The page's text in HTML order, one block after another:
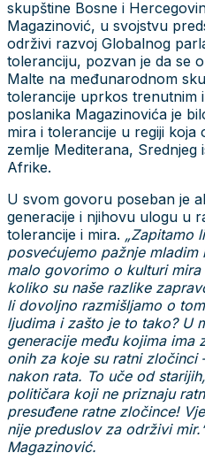
skupštine Bosne i
Magazinović, u svojstvu
održivi razvoj Globalnog
toleranciju, pozvan je da se
Malte na međunarodnom
tolerancije uprkos trenutnim
poslanika Magazinovića je
mira i tolerancije u regiji koja
zemlje Mediterana, Srednjeg
Afrike.
U svom govoru poseban je
generacije i njihovu ulogu u
tolerancije i mira. „Zapitamo
posvećujemo pažnje
malo govorimo o kulturi
koliko su naše razlike
li dovoljno razmišljamo o
ljudima i zašto je to tako? U
generacije među kojima ima
onih za koje su ratni zločinci
nakon rata. To uče od
političara koji ne priznaju
presuđene ratne zločince!
nije preduslov za održivi
Magazinović.